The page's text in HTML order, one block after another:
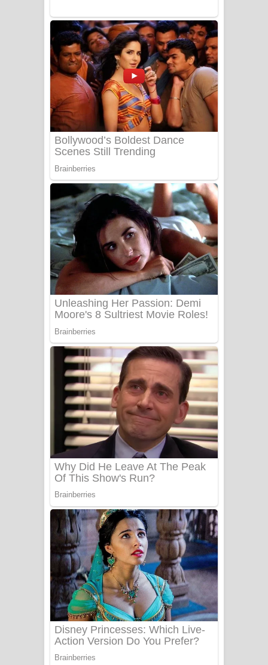
දුන් ආදරේ ගීතයේ පද පෙළ
Liyamuda Dan Anagathe Song Lyrics
- ලියමුද දැන් අනාගතේ ගීතයේ පද පෙළ
Doni Song Lyrics - දෝණි ගීතයේ පද
Benthara Palame Song Lyrics -
බෙන්තර පාලමේ ගීතයේ පද පෙළ
Sanda Babalena Song Lyrics - සඳ
බැබලෙන ගීතයේ පද පෙළ
Adare Wadi Nisa Song Lyrics - ආදරේ
වැඩි නිසා ගීතයේ පද පෙළ
UNUHUMA Song Lyrics - උණුහුම
ගීතයේ පද පෙළ
Katakara Song Lyrics - කටකාර ගීතයේ
පද පෙළ
Tharu Yaye Dilena Song Lyrics - තරු
යායේ දිලෙනා ගීතයේ පද පෙළ
Ow Man Sosa Song Lyrics - ඔව් මං
සෝසා ගීතයේ පද පෙළ
Heavy Weight Song Lyrics
Aye Lanweela Song Lyrics - ආයේ
ලංවීලා ගීතයේ පද පෙළ
Ala purannata Song Lyrics - ආල
පුරන්නට ගීතයේ පද පෙළ
FEVER DREAM Lyrics - Alex Warren
BTS : Hooligan Lyrics